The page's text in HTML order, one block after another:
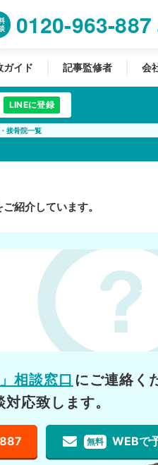
0120-963-887
ガイド 記事監修者 会
LINEに登録
接骨院一覧
紹介しています。
相談窓口 にご連絡く
応致します。
無料 WEBで